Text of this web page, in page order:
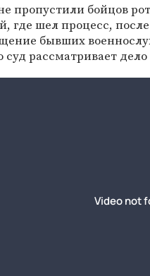
пропустили бойцов
где шел процесс,
бывших
суд рассматривает